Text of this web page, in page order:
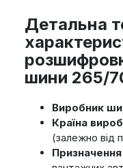
Детальна
шини 265/
Виробник
Країна
(залежно від